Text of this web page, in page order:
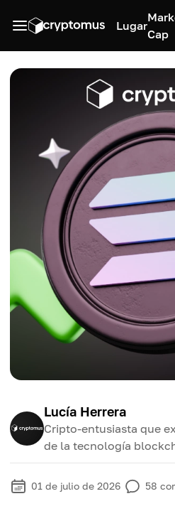
Lugar
Cap
Lucía Herrera
Cripto-entusiasta que
de la tecnología
01 de julio de 2026 58